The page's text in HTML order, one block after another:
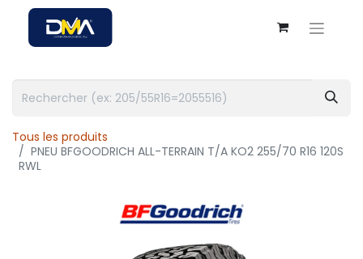
Tous les produits
PNEU BFGOODRICH ALL-TERRAIN T/A KO2 255/70 R16 120S
RWL